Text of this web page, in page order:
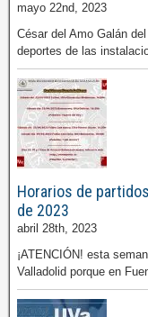
mayo 22nd, 2023
César del Amo Galán
deportes de las
Horarios de
de 2023
abril 28th, 2023
¡ATENCIÓN! esta
Valladolid porque en